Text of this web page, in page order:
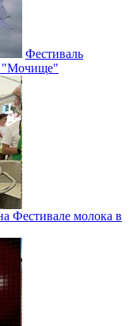
Фестиваль
"Мочище"
Фестивале молока в